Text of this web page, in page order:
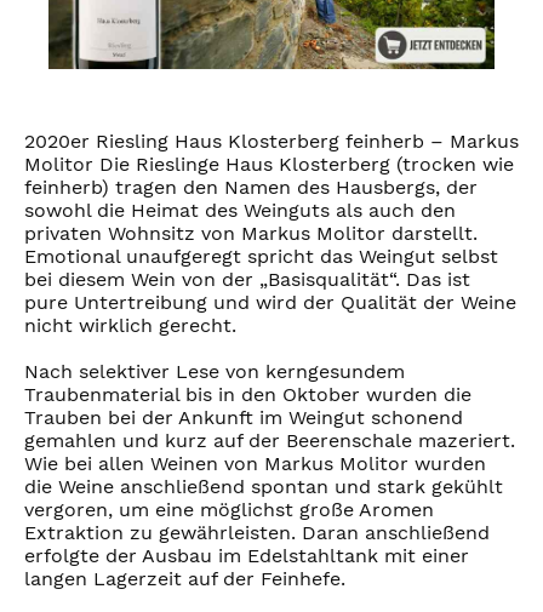
2020er Riesling Haus Klosterberg feinherb – Markus
Molitor Die Rieslinge Haus Klosterberg (trocken wie
feinherb) tragen den Namen des Hausbergs, der
sowohl die Heimat des Weinguts als auch den
privaten Wohnsitz von Markus Molitor darstellt.
Emotional unaufgeregt spricht das Weingut selbst
bei diesem Wein von der „Basisqualität“. Das ist
pure Untertreibung und wird der Qualität der Weine
nicht wirklich gerecht.
Nach selektiver Lese von kerngesundem
Traubenmaterial bis in den Oktober wurden die
Trauben bei der Ankunft im Weingut schonend
gemahlen und kurz auf der Beerenschale mazeriert.
Wie bei allen Weinen von Markus Molitor wurden
die Weine anschließend spontan und stark gekühlt
vergoren, um eine möglichst große Aromen
Extraktion zu gewährleisten. Daran anschließend
erfolgte der Ausbau im Edelstahltank mit einer
langen Lagerzeit auf der Feinhefe.